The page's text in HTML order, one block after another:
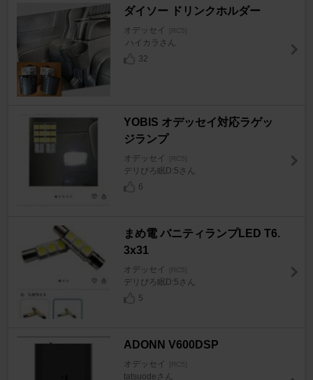
ダイソー ドリンクホルダー
オデッセイ [RC5]
.ハイカラさん
32
YOBIS オデッセイ対応ラゲッ
ジランプ
オデッセイ [RC5]
デリぴろ眠D:5さん
6
まめ電 バニティランプLED T6.
3x31
オデッセイ [RC5]
デリぴろ眠D:5さん
5
ADONN V600DSP
オデッセイ [RC5]
tatsuodeさん